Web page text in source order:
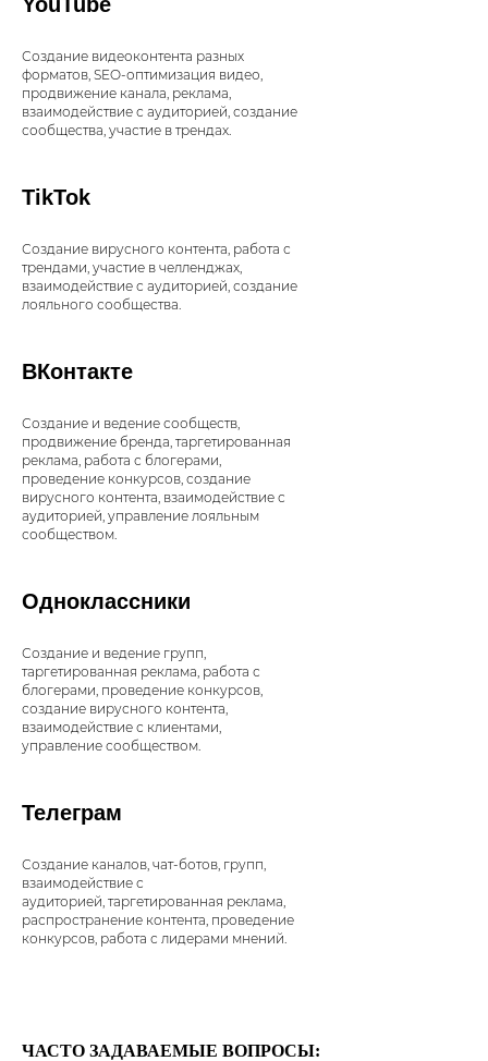
Создание видеоконтента разных
форматов, SEO-оптимизация видео,
продвижение канала, реклама,
взаимодействие с аудиторией, создание
сообщества, участие в трендах.
TikTok
Создание вирусного контента, работа с
трендами, участие в челленджах,
взаимодействие с аудиторией, создание
лояльного сообщества.
ВКонтакте
Создание и ведение сообществ,
продвижение бренда, таргетированная
реклама, работа с блогерами,
проведение конкурсов, создание
вирусного контента, взаимодействие с
аудиторией, управление лояльным
сообществом.
Одноклассники
Создание и ведение групп,
таргетированная реклама, работа с
блогерами, проведение конкурсов,
создание вирусного контента,
взаимодействие с клиентами,
управление сообществом.
Телеграм
Создание каналов, чат-ботов, групп,
взаимодействие с
аудиторией, таргетированная реклама,
распространение контента, проведение
конкурсов, работа с лидерами мнений.
ЧАСТО ЗАДАВАЕМЫЕ ВОПРОСЫ:
НАМ ДОВЕРЯЮТ